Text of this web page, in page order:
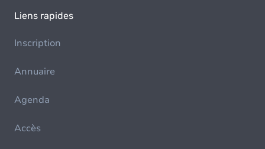
Liens rapides
Inscription
Annuaire
Agenda
Accès